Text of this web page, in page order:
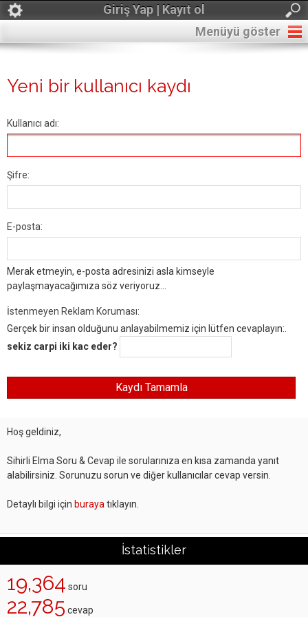
Giriş Yap | Kayıt ol
Menüyü göster
Yeni bir kullanıcı kaydı
Kullanıcı adı:
Şifre:
E-posta:
Merak etmeyin, e-posta adresinizi asla kimseyle
paylaşmayacağımıza söz veriyoruz...
İstenmeyen Reklam Koruması:
Gerçek bir insan olduğunu anlayabilmemiz için lütfen cevaplayın:.
sekiz carpi iki kac eder?
Hoş geldiniz,
Sihirli Elma Soru & Cevap ile sorularınıza en kısa zamanda yanıt
alabilirsiniz. Sorunuzu sorun ve diğer kullanıcılar cevap versin.
Detaylı bilgi için buraya tıklayın.
İstatistikler
19,364 soru
22,785 cevap